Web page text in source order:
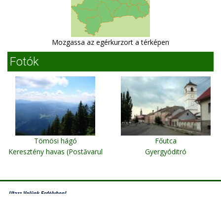
Mozgassa az egérkurzort a térképen
Fotók
Tömösi hágó
Keresztény havas (Postăvarul
Főutca
Gyergyóditró